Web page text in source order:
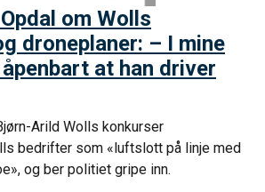
om Wolls
droneplaner: – I mine
at han driver
Arild Wolls konkurser
bedrifter som «luftslott på linje med
og ber politiet gripe inn.